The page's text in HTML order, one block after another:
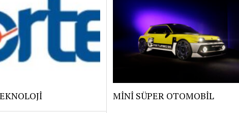
MİNİ SÜPER OTOMOBİL